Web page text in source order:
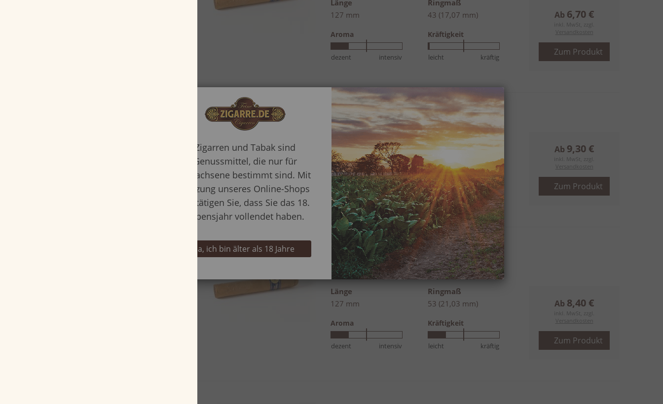
Länge
127 mm
Ringmaß
43 (17,07 mm)
Aroma
dezent intensiv
Kräftigkeit
leicht kräftig
Ab 6,70 €
inkl. MwSt, zzgl.
Versandkosten
Zum Produkt
Santa Damiana Churchill
178 mm
Ringmaß
50 (19,8 mm)
Aroma
dezent intensiv
Kräftigkeit
leicht kräftig
Ab 9,30 €
inkl. MwSt, zzgl.
Versandkosten
Zum Produkt
Santa Damiana Robusto
Bewertung:
87%
Länge
127 mm
Ringmaß
53 (21,03 mm)
Aroma
dezent intensiv
Kräftigkeit
leicht kräftig
Ab 8,40 €
inkl. MwSt, zzgl.
Versandkosten
Zum Produkt
Zigarren und Tabak sind
Genussmittel, die nur für
Erwachsene bestimmt sind. Mit
Nutzung unseres Online-Shops
bestätigen Sie, dass Sie das 18.
Lebensjahr vollendet haben.
Ja, ich bin älter als 18 Jahre